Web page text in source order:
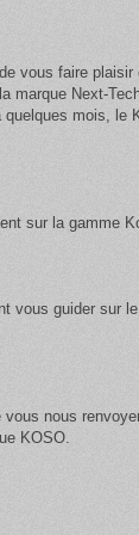
vous faire
marque Next-
mois, le
sur la gamme
vous guider sur
nous
KOSO.